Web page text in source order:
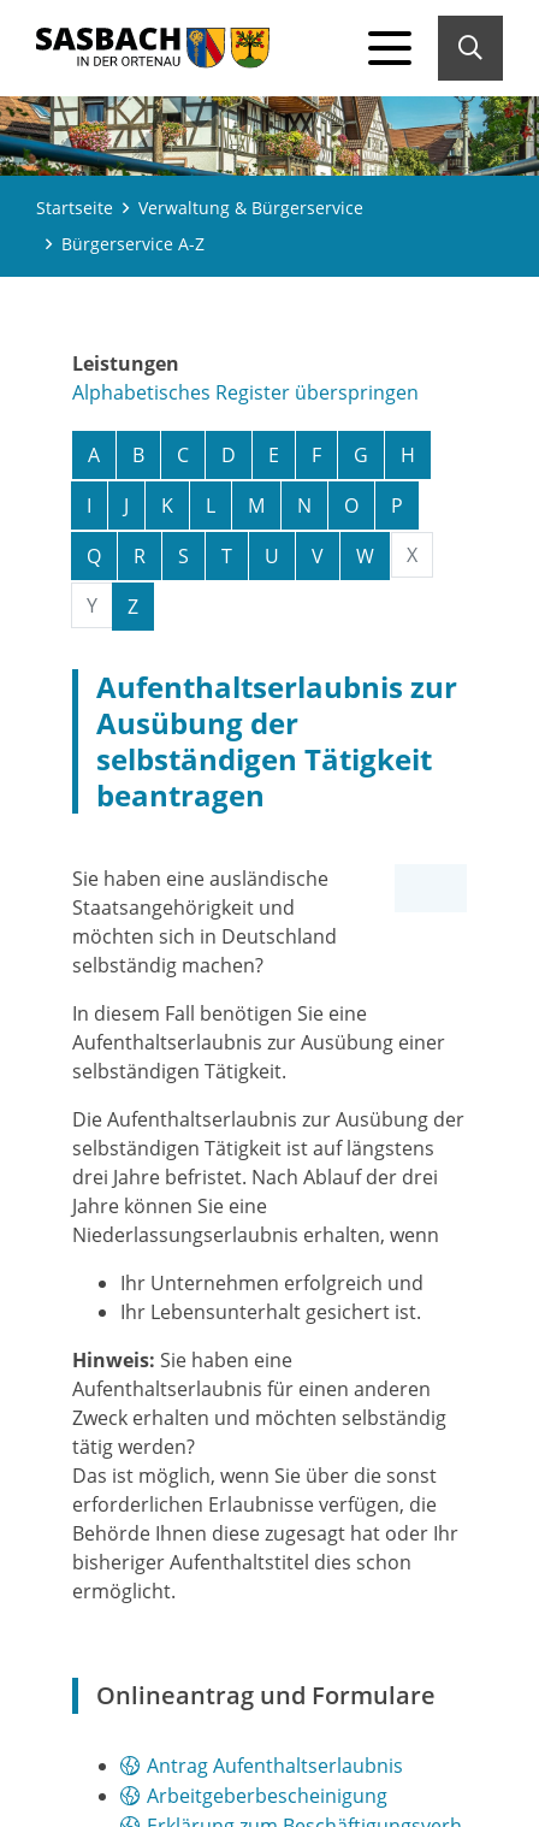
Startseite
Verwaltung & Bürgerservice
Bürgerservice A-Z
Leistungen
Alphabetisches Register überspringen
A B C D E F G
H
I
J K L M N O
P
Q
R S T U V W
X
Y
Z
Aufenthaltserlaubnis zur
Ausübung der
selbständigen Tätigkeit
beantragen
Sie haben eine ausländische
Staatsangehörigkeit und
möchten sich in Deutschland
selbständig machen?
In diesem Fall benötigen Sie eine
Aufenthaltserlaubnis zur Ausübung einer
selbständigen Tätigkeit.
Die Aufenthaltserlaubnis zur Ausübung der
selbständigen Tätigkeit ist auf längstens
drei Jahre befristet. Nach Ablauf der drei
Jahre können Sie eine
Niederlassungserlaubnis erhalten, wenn
Ihr Unternehmen erfolgreich und
Ihr Lebensunterhalt gesichert ist.
Hinweis: Sie haben eine
Aufenthaltserlaubnis für einen anderen
Zweck erhalten und möchten selbständig
tätig werden?
Das ist möglich, wenn Sie über die sonst
erforderlichen Erlaubnisse verfügen, die
Behörde Ihnen diese zugesagt hat oder Ihr
bisheriger Aufenthaltstitel dies schon
ermöglicht.
Onlineantrag und Formulare
Antrag Aufenthaltserlaubnis
Arbeitgeberbescheinigung